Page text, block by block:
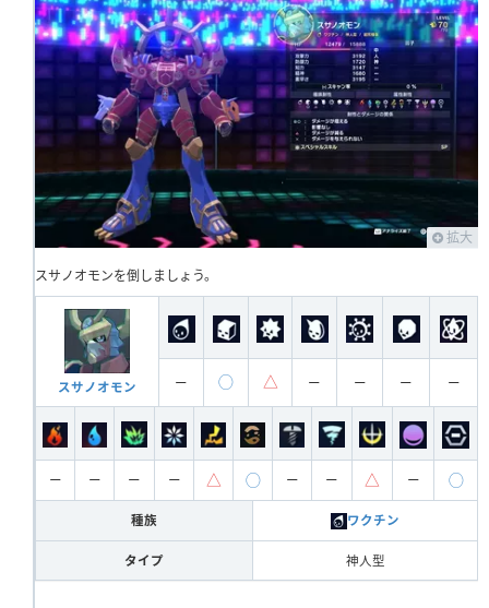
拡大
スサノオモンを倒しましょう。
スサノオモン ー ◯ △ ー ー ー ー
ー ー ー ー △ ◯ ー ー △ ー ◯
種族 ワクチン
タイプ 神人型